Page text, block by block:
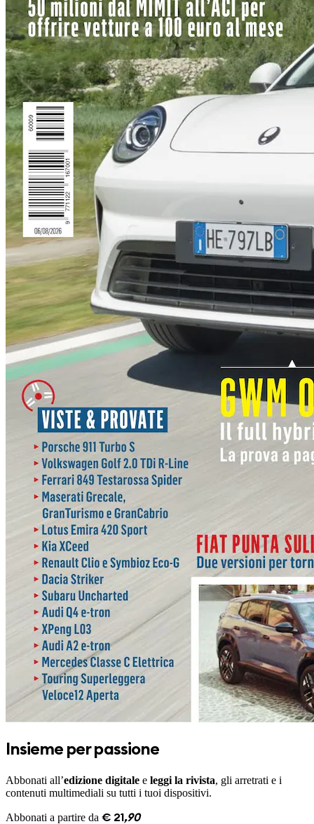
Insieme per passione
Abbonati all’edizione digitale e leggi la rivista, gli arretrati e i
contenuti multimediali su tutti i tuoi dispositivi.
Abbonati a partire da € 21,90